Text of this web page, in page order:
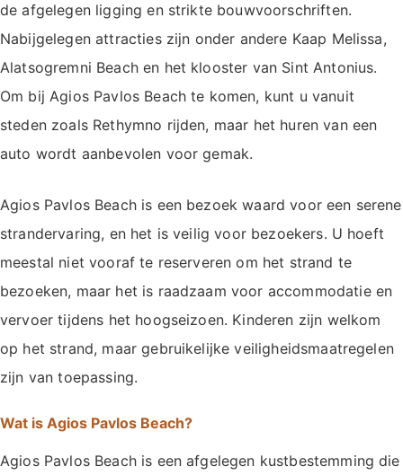
de afgelegen ligging en strikte bouwvoorschriften.
Nabijgelegen attracties zijn onder andere Kaap Melissa,
Alatsogremni Beach en het klooster van Sint Antonius.
Om bij Agios Pavlos Beach te komen, kunt u vanuit
steden zoals Rethymno rijden, maar het huren van een
auto wordt aanbevolen voor gemak.
Agios Pavlos Beach is een bezoek waard voor een serene
strandervaring, en het is veilig voor bezoekers. U hoeft
meestal niet vooraf te reserveren om het strand te
bezoeken, maar het is raadzaam voor accommodatie en
vervoer tijdens het hoogseizoen. Kinderen zijn welkom
op het strand, maar gebruikelijke veiligheidsmaatregelen
zijn van toepassing.
Wat is Agios Pavlos Beach?
Agios Pavlos Beach is een afgelegen kustbestemming die